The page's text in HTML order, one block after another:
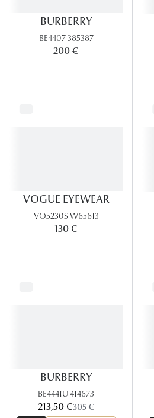
BURBERRY
BE4407 385387
200 €
VOGUE EYEWEAR
VO5230S W65613
130 €
BURBERRY
BE4441U 414673
maintenant:
213,50 €ancien prix:
305 €